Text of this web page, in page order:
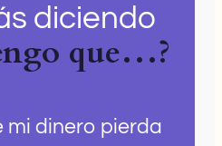
diciendo
que…?
mi dinero pierda